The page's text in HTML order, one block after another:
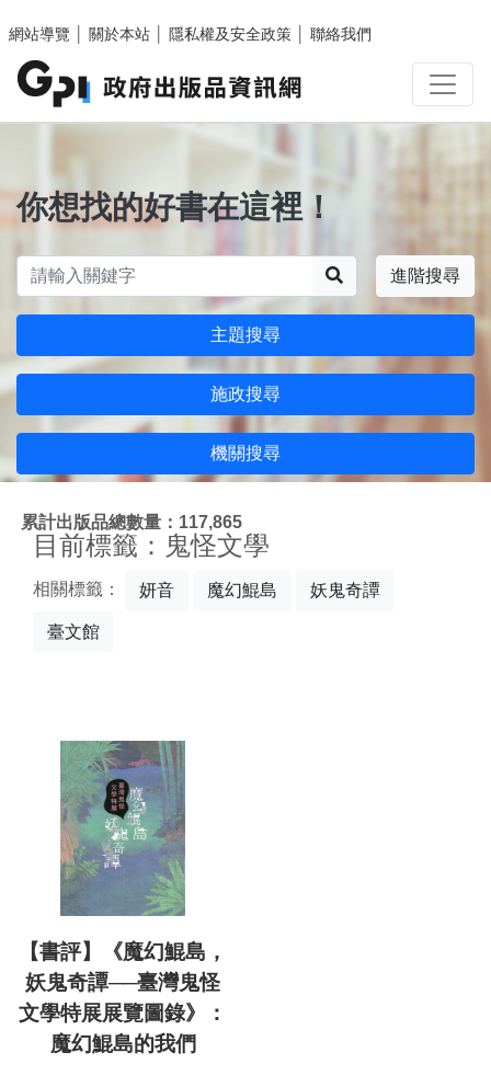
網站導覽
關於本站 隱私權及安全政策 聯絡我們
你想找的好書在這裡！
進階搜尋
主題搜尋
施政搜尋
機關搜尋
累計出版品總數量：117,865
目前標籤：鬼怪文學
相關標籤： 妍音 魔幻鯤島 妖鬼奇譚
臺文館
【書評】《魔幻鯤島，
妖鬼奇譚──臺灣鬼怪
文學特展展覽圖錄》：
魔幻鯤島的我們